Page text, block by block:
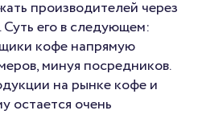
производителей через
его в следующем:
кофе напрямую
минуя посредников.
на рынке кофе и
остается очень